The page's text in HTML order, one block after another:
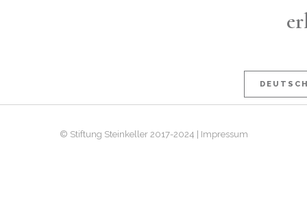
© Stiftung Steinkeller 2017-2024 | Impressum